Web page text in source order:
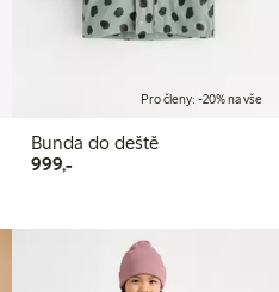
Pro členy: -20% na vše
Bunda do deště
999,-999,00 Kč